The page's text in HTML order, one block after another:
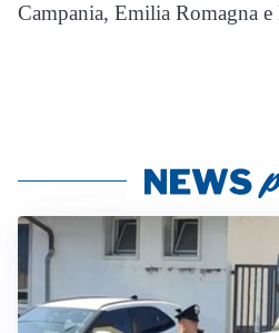
Campania, Emilia Romagna e